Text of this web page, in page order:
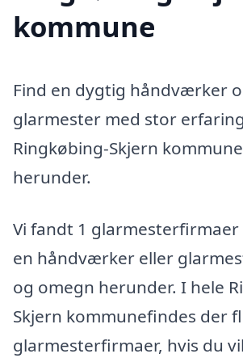
kommune
Find en dygtig håndværker
glarmester med stor
Ringkøbing-Skjern
herunder.
Vi fandt 1 glarmesterfirmaer
en håndværker eller
og omegn herunder. I hele
Skjern kommunefindes der
glarmesterfirmaer, hvis du